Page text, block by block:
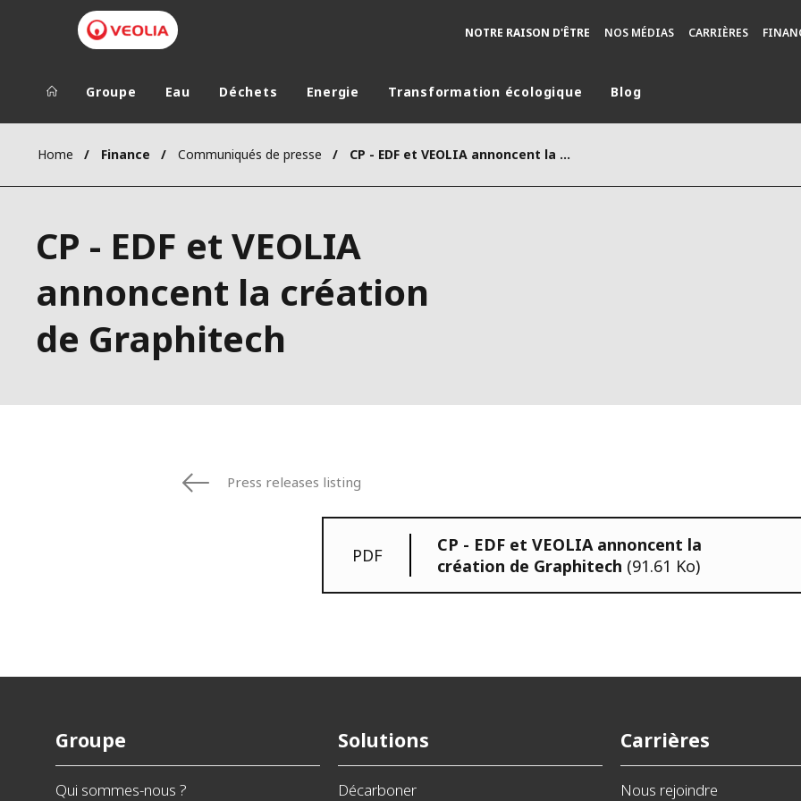
NOTRE RAISON D'ÊTRE NOS MÉDIAS CARRIÈRES
Groupe Veolia
CAMPUS
FONDATION
INSTITUT
Dans le monde
AMÉRIQUE LATINE
Groupe Eau Déchets Energie Transformation écologique Blog
Home Finance Communiqués de presse CP - EDF et VEOLIA annoncent la création de Graphitech
CP - EDF et VEOLIA
annoncent la création
de Graphitech
Press releases listing
PDF
CP - EDF et VEOLIA annoncent la
création de Graphitech (91.61 Ko)
Groupe
Qui sommes-nous ?
Solutions
Décarboner
Carrières
Nous rejoindre